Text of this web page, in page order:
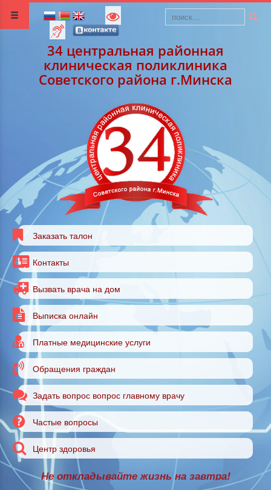
34 центральная районная
клиническая поликлиника
Советского района г.Минска
Заказать талон
Контакты
Вызвать врача на дом
Выписка онлайн
Платные медицинские услуги
Обращения граждан
Задать вопрос вопрос главному врачу
Частые вопросы
Центр здоровья
Не откладывайте жизнь на завтра!